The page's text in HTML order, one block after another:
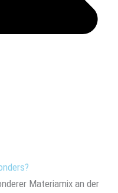
Materiamix an der